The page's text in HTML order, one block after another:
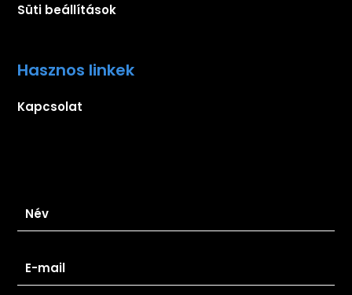
Süti beállítások
Hasznos linkek
Kapcsolat